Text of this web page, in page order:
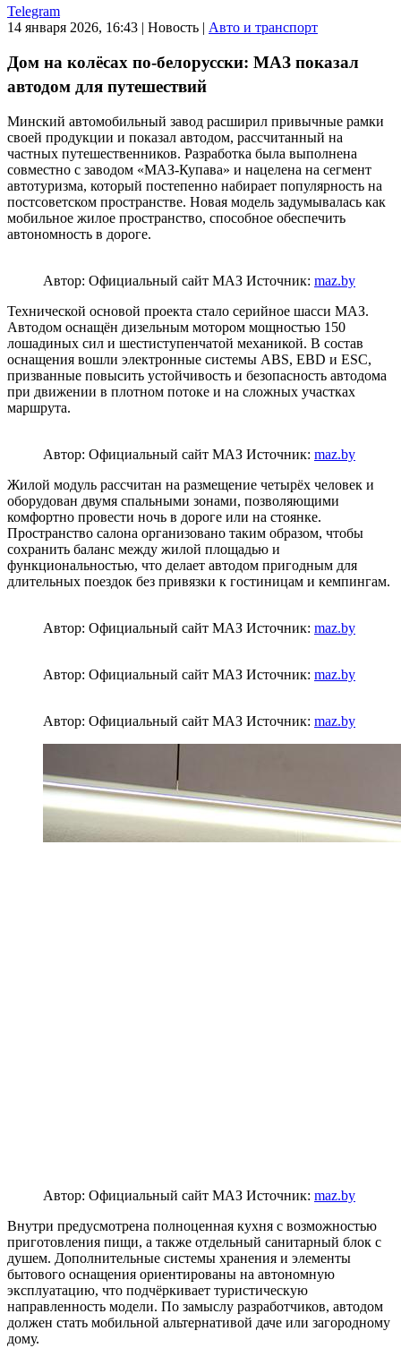
Telegram
14 января 2026, 16:43 | Новость | Авто и транспорт
Дом на колёсах по-белорусски: МАЗ показал
автодом для путешествий
Минский автомобильный завод расширил привычные рамки
своей продукции и показал автодом, рассчитанный на
частных путешественников. Разработка была выполнена
совместно с заводом «МАЗ-Купава» и нацелена на сегмент
автотуризма, который постепенно набирает популярность на
постсоветском пространстве. Новая модель задумывалась как
мобильное жилое пространство, способное обеспечить
автономность в дороге.
Автор: Официальный сайт МАЗ Источник: maz.by
Технической основой проекта стало серийное шасси МАЗ.
Автодом оснащён дизельным мотором мощностью 150
лошадиных сил и шестиступенчатой механикой. В состав
оснащения вошли электронные системы ABS, EBD и ESC,
призванные повысить устойчивость и безопасность автодома
при движении в плотном потоке и на сложных участках
маршрута.
Автор: Официальный сайт МАЗ Источник: maz.by
Жилой модуль рассчитан на размещение четырёх человек и
оборудован двумя спальными зонами, позволяющими
комфортно провести ночь в дороге или на стоянке.
Пространство салона организовано таким образом, чтобы
сохранить баланс между жилой площадью и
функциональностью, что делает автодом пригодным для
длительных поездок без привязки к гостиницам и кемпингам.
Автор: Официальный сайт МАЗ Источник: maz.by
Автор: Официальный сайт МАЗ Источник: maz.by
Автор: Официальный сайт МАЗ Источник: maz.by
Автор: Официальный сайт МАЗ Источник: maz.by
Внутри предусмотрена полноценная кухня с возможностью
приготовления пищи, а также отдельный санитарный блок с
душем. Дополнительные системы хранения и элементы
бытового оснащения ориентированы на автономную
эксплуатацию, что подчёркивает туристическую
направленность модели. По замыслу разработчиков, автодом
должен стать мобильной альтернативой даче или загородному
дому.